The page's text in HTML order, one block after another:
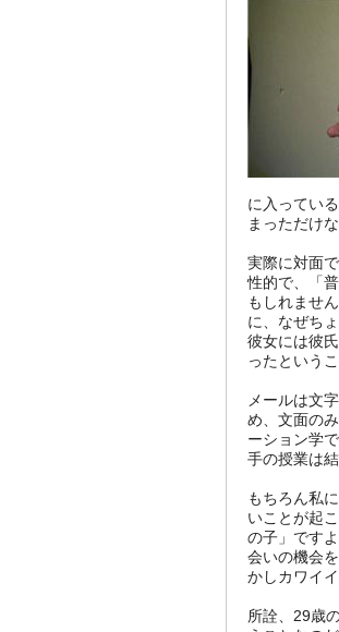
に入ってい
まっただけ
実際に対面
性的で、「
もしれませ
に、なぜち
彼女には彼
ったという
メールは文
め、文面の
ーション学
手の授業は
もちろん私
いことが起
の子」です
会いの機会
かしカワイ
所詮、29歳